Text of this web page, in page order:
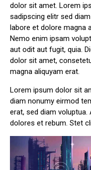
dolor sit amet. Lorem
sadipscing elitr sed
labore et dolore magna
Nemo enim ipsam
aut odit aut fugit, quia.
dolor sit amet,
magna aliquyam erat.
Lorem ipsum dolor sit
diam nonumy eirmod
erat, sed diam
dolores et rebum. Stet